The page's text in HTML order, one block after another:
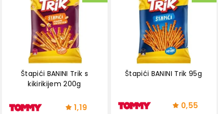
Štapići BANINI Trik s
kikirikijem 200g
1,19
Štapići BANINI Trik 95g
0,55